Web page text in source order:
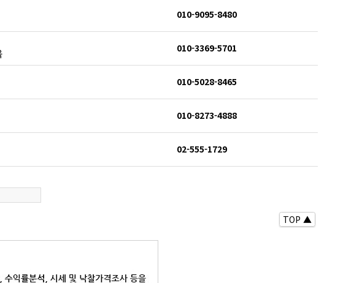
010-9095-8480
010-3369-5701
010-5028-8465
010-8273-4888
02-555-1729
TOP ▲